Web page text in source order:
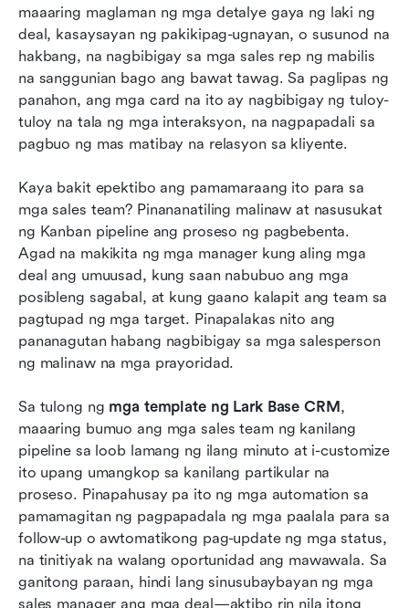
maaaring maglaman ng mga detalye gaya ng laki ng
deal, kasaysayan ng pakikipag-ugnayan, o susunod na
hakbang, na nagbibigay sa mga sales rep ng mabilis
na sanggunian bago ang bawat tawag. Sa paglipas ng
panahon, ang mga card na ito ay nagbibigay ng tuloy-
tuloy na tala ng mga interaksyon, na nagpapadali sa
pagbuo ng mas matibay na relasyon sa kliyente.
Kaya bakit epektibo ang pamamaraang ito para sa
mga sales team? Pinananatiling malinaw at nasusukat
ng Kanban pipeline ang proseso ng pagbebenta.
Agad na makikita ng mga manager kung aling mga
deal ang umuusad, kung saan nabubuo ang mga
posibleng sagabal, at kung gaano kalapit ang team sa
pagtupad ng mga target. Pinapalakas nito ang
pananagutan habang nagbibigay sa mga salesperson
ng malinaw na mga prayoridad.
Sa tulong ng mga template ng Lark Base CRM,
maaaring bumuo ang mga sales team ng kanilang
pipeline sa loob lamang ng ilang minuto at i-customize
ito upang umangkop sa kanilang partikular na
proseso. Pinapahusay pa ito ng mga automation sa
pamamagitan ng pagpapadala ng mga paalala para sa
follow-up o awtomatikong pag-update ng mga status,
na tinitiyak na walang oportunidad ang mawawala. Sa
ganitong paraan, hindi lang sinusubaybayan ng mga
sales manager ang mga deal—aktibo rin nila itong